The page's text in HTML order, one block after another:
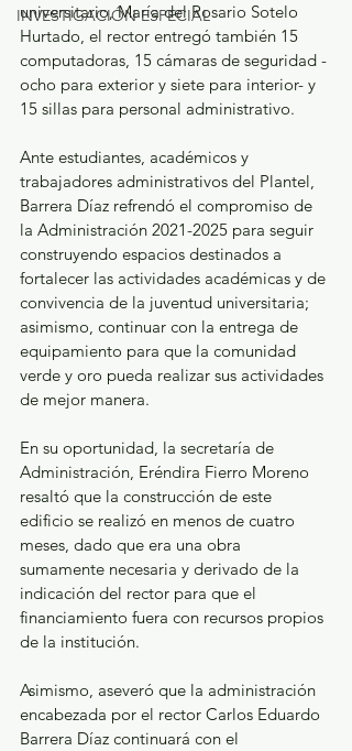
INVESTIGACIÓN ESPECIAL
universitario, María del Rosario Sotelo
Hurtado, el rector entregó también 15
computadoras, 15 cámaras de seguridad -
ocho para exterior y siete para interior- y
15 sillas para personal administrativo.
Ante estudiantes, académicos y
trabajadores administrativos del Plantel,
Barrera Díaz refrendó el compromiso de
la Administración 2021-2025 para seguir
construyendo espacios destinados a
fortalecer las actividades académicas y de
convivencia de la juventud universitaria;
asimismo, continuar con la entrega de
equipamiento para que la comunidad
verde y oro pueda realizar sus actividades
de mejor manera.
En su oportunidad, la secretaría de
Administración, Eréndira Fierro Moreno
resaltó que la construcción de este
edificio se realizó en menos de cuatro
meses, dado que era una obra
sumamente necesaria y derivado de la
indicación del rector para que el
financiamiento fuera con recursos propios
de la institución.
Asimismo, aseveró que la administración
encabezada por el rector Carlos Eduardo
Barrera Díaz continuará con el